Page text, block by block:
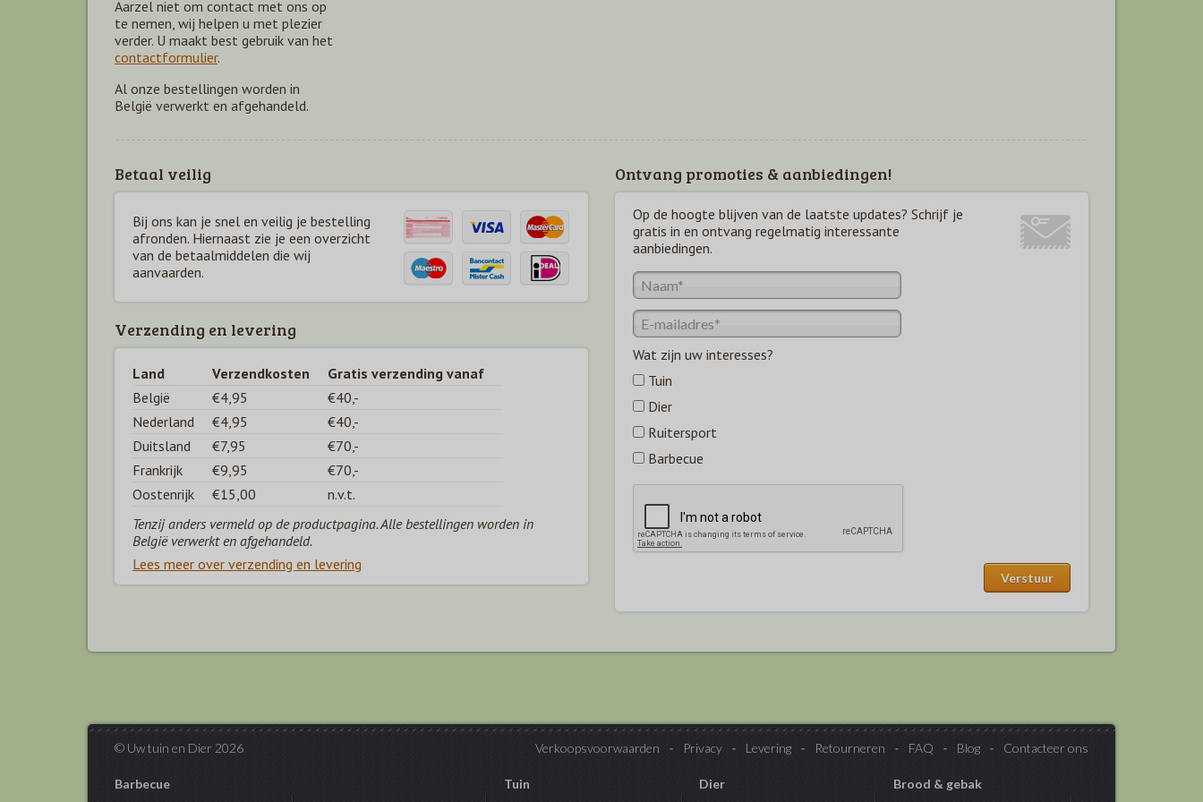
Aarzel niet om contact met ons op
te nemen, wij helpen u met plezier
verder. U maakt best gebruik van het
contactformulier.
Al onze bestellingen worden in
België verwerkt en afgehandeld.
Betaal veilig
Bij ons kan je snel en veilig je bestelling
afronden. Hiernaast zie je een overzicht
van de betaalmiddelen die wij
aanvaarden.
Ontvang promoties & aanbiedingen!
Op de hoogte blijven van de laatste updates? Schrijf je
gratis in en ontvang regelmatig interessante
aanbiedingen.
Wat zijn uw interesses?
Tuin
Dier
Ruitersport
Barbecue
Verzending en levering
Land Verzendkosten
Gratis verzending vanaf
België
€4,95
€40,-
Nederland
€4,95
€40,-
Duitsland
€7,95
€70,-
Frankrijk
€9,95
€70,-
Oostenrijk
€15,00
n.v.t.
Tenzij anders vermeld op de productpagina. Alle bestellingen worden in
België verwerkt en afgehandeld.
Lees meer over verzending en levering
© Uw tuin en Dier 2026 Verkoopsvoorwaarden Privacy Levering Retourneren FAQ Blog Contacteer ons
Barbecue
Tuin
Dier
Brood & gebak